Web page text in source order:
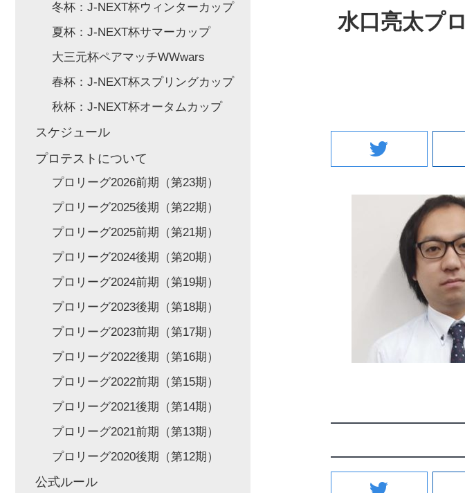
水口亮太プロ
twitter
冬杯：J-NEXT杯ウィンターカップ
夏杯：J-NEXT杯サマーカップ
大三元杯ペアマッチWWwars
春杯：J-NEXT杯スプリングカップ
秋杯：J-NEXT杯オータムカップ
スケジュール
プロテストについて
プロリーグ2026前期（第23期）
プロリーグ2025後期（第22期）
プロリーグ2025前期（第21期）
プロリーグ2024後期（第20期）
プロリーグ2024前期（第19期）
プロリーグ2023後期（第18期）
プロリーグ2023前期（第17期）
プロリーグ2022後期（第16期）
プロリーグ2022前期（第15期）
プロリーグ2021後期（第14期）
プロリーグ2021前期（第13期）
プロリーグ2020後期（第12期）
公式ルール